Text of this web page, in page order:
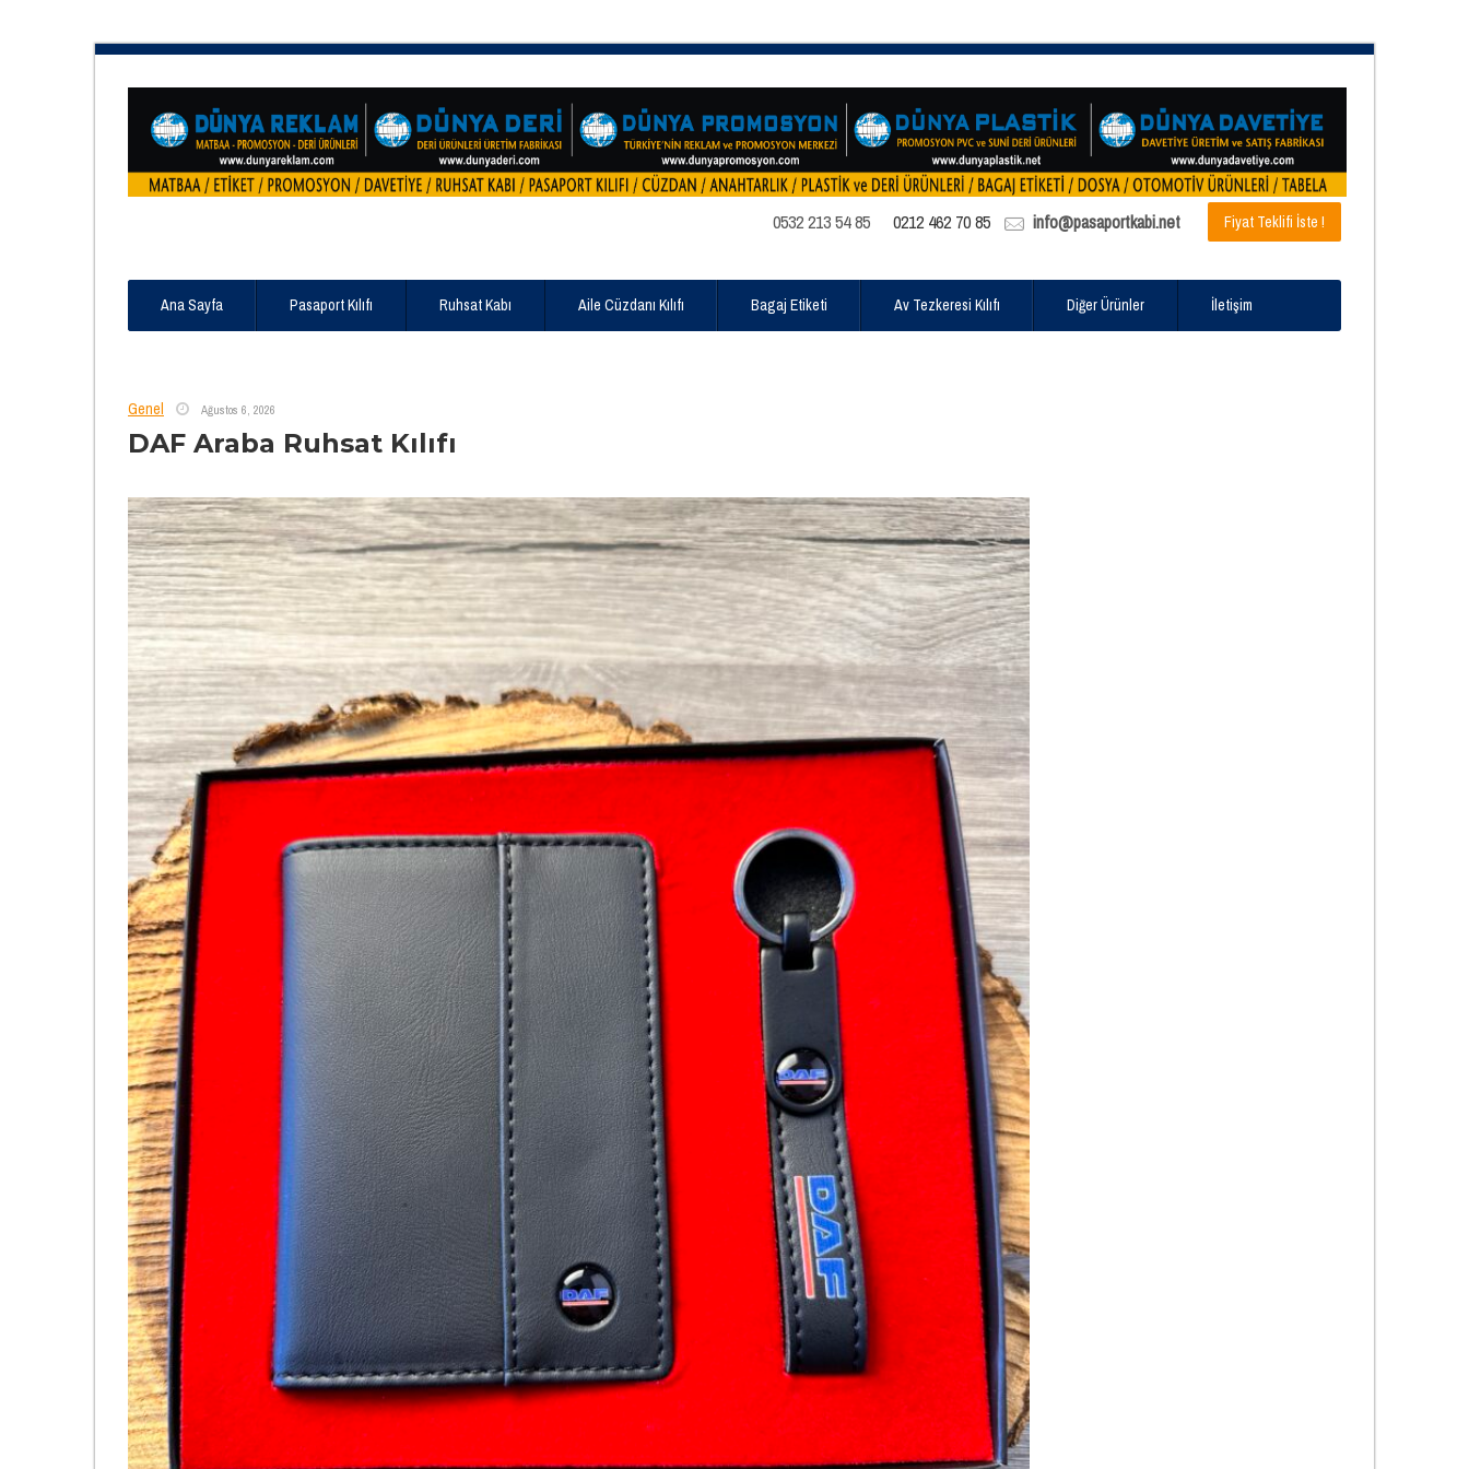
0532 213 54 85 0212 462 70 85 info@pasaportkabi.net Fiyat Teklifi İste !
Ana Sayfa Pasaport Kılıfı Ruhsat Kabı Aile Cüzdanı Kılıfı Bagaj Etiketi Av Tezkeresi Kılıfı Diğer Ürünler İletişim
Genel Ağustos 6, 2026
DAF Araba Ruhsat Kılıfı